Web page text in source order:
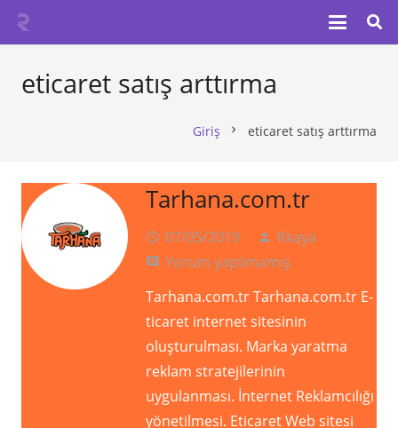
eticaret satış arttırma
Giriş chevron_right eticaret satış arttırma
Tarhana.com.tr
access_time 07/05/2019 person Rkaya
comment
Yorum yapılmamış
Tarhana.com.tr Tarhana.com.tr E-
ticaret internet sitesinin
oluşturulması. Marka yaratma
reklam stratejilerinin
uygulanması. İnternet Reklamcılığı
yönetilmesi. Eticaret Web sitesi